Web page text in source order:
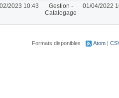
2023 10:43
Gestion -
Catalogage
01/04/2022
Formats disponibles :
Atom